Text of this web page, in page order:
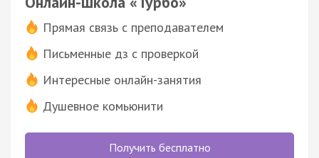
Прямая связь с преподавателем
Письменные дз с проверкой
Интересные онлайн-занятия
Душевное комьюнити
Получить бесплатно